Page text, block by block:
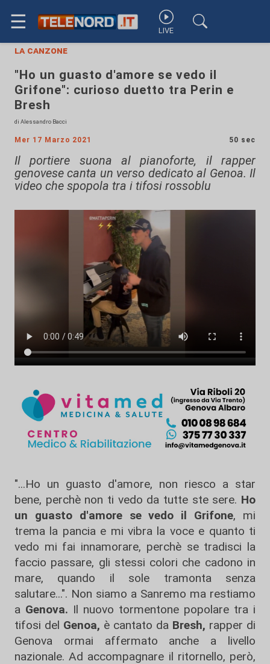
☰ LIVE
la canzone
"Ho un guasto d'amore se vedo il
Grifone": curioso duetto tra Perin e
Bresh
di Alessandro Bacci
Mer 17 Marzo 2021 50 sec
Il portiere suona al pianoforte, il rapper
genovese canta un verso dedicato al Genoa. Il
video che spopola tra i tifosi rossoblu
"...Ho un guasto d'amore, non riesco a star
bene, perchè non ti vedo da tutte ste sere. Ho
un guasto d'amore se vedo il Grifone, mi
trema la pancia e mi vibra la voce e quanto ti
vedo mi fai innamorare, perchè se tradisci la
faccio passare, gli stessi colori che cadono in
mare, quando il sole tramonta senza
salutare...". Non siamo a Sanremo ma restiamo
a Genova. Il nuovo tormentone popolare tra i
tifosi del Genoa, è cantato da Bresh, rapper di
Genova ormai affermato anche a livello
nazionale. Ad accompagnare il ritornello, però,